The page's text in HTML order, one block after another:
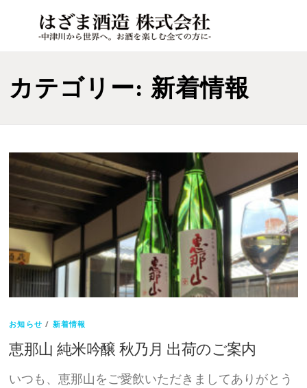
キ
ッ
プ
カテゴリー: 新着情報
お知らせ / 新着情報
恵那山 純米吟醸 秋乃月 出荷のご案内
いつも、恵那山をご愛飲いただきましてありがとう